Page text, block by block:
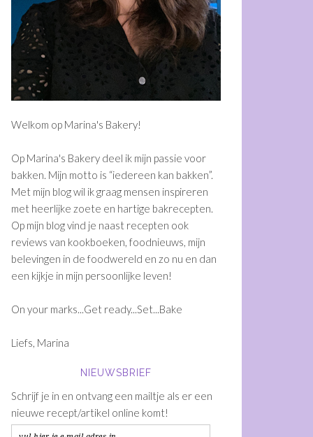
Welkom op Marina's Bakery!
Op Marina's Bakery deel ik mijn passie voor
bakken. Mijn motto is “iedereen kan bakken”.
Met mijn blog wil ik graag mensen inspireren
met heerlijke zoete en hartige bakrecepten.
Op mijn blog vind je naast recepten ook
reviews van kookboeken, foodnieuws, mijn
belevingen in de foodwereld en zo nu en dan
een kijkje in mijn persoonlijke leven!
On your marks...Get ready...Set...Bake
Liefs, Marina
NIEUWSBRIEF
Schrijf je in en ontvang een mailtje als er een
nieuwe recept/artikel online komt!
vul